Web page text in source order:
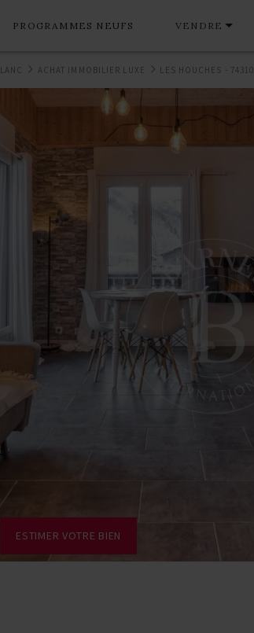
PROGRAMMES NEUFS VENDRE
ACHAT IMMOBILIER LUXE LES HOUCHES - 74310
ESTIMER VOTRE BIEN